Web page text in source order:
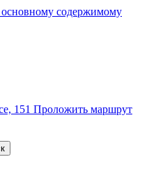
содержимому
151 Проложить маршрут